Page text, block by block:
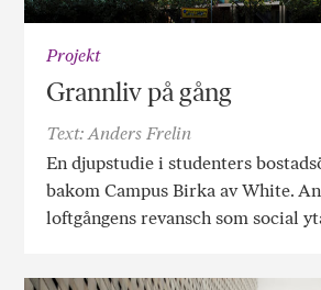
Projekt
Grannliv på gång
Text: Anders Frelin
En djupstudie i studenters
bakom Campus Birka av White.
loftgångens revansch som social